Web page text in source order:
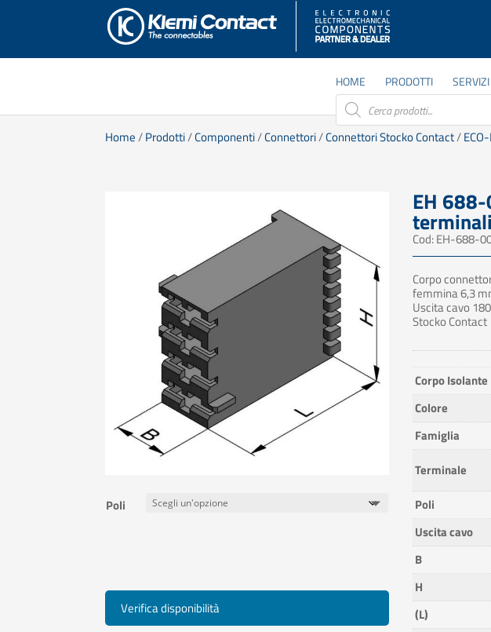
HOME PRODOTTI SERVIZI
Products
search
Home/Prodotti/Componenti/Connettori/Connettori Stocko Contact/
Poli
Verifica disponibilità
EH
Cod: EH-688-
Corpo
femmina 6,3
Uscita cavo
Stocko Contact
Corpo Isolante
Colore
Famiglia
Terminale
Poli
Uscita cavo
B
H
(L)